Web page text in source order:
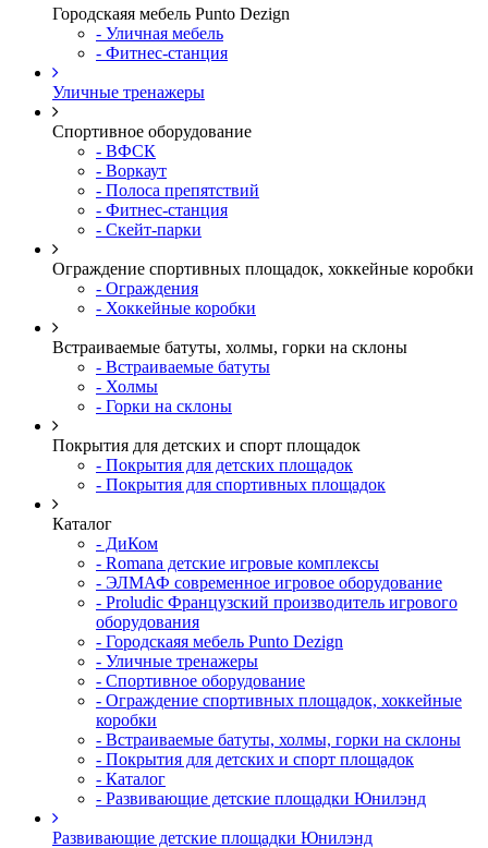
Городскаяя мебель Punto Dezign
- Уличная мебель
- Фитнес-станция
Уличные тренажеры
Спортивное оборудование
- ВФСК
- Воркаут
- Полоса препятствий
- Фитнес-станция
- Скейт-парки
Ограждение спортивных площадок, хоккейные коробки
- Ограждения
- Хоккейные коробки
Встраиваемые батуты, холмы, горки на склоны
- Встраиваемые батуты
- Холмы
- Горки на склоны
Покрытия для детских и спорт площадок
- Покрытия для детских площадок
- Покрытия для спортивных площадок
Каталог
- ДиКом
- Romana детские игровые комплексы
- ЭЛМАФ современное игровое оборудование
- Proludic Французский производитель игрового
оборудования
- Городскаяя мебель Punto Dezign
- Уличные тренажеры
- Спортивное оборудование
- Ограждение спортивных площадок, хоккейные
коробки
- Встраиваемые батуты, холмы, горки на склоны
- Покрытия для детских и спорт площадок
- Каталог
- Развивающие детские площадки Юнилэнд
Развивающие детские площадки Юнилэнд